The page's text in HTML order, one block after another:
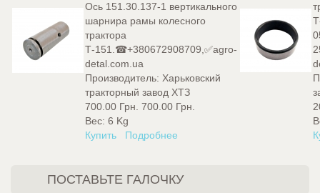
Ось 151.30.137-1 вертикального
шарнира рамы колесного
трактора
Т-151.☎+380672908709,✅agro-
detal.com.ua
Производитель: Харьковский
тракторный завод ХТЗ
700.00 Грн. 700.00 Грн.
Вес: 6 Kg
Купить
Подробнее
ПОСТАВЬТЕ ГАЛОЧКУ